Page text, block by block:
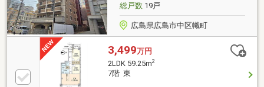
総戸数19戸
広島県広島市中区幟町
3,499万円
2LDK 59.25m2
7階 東